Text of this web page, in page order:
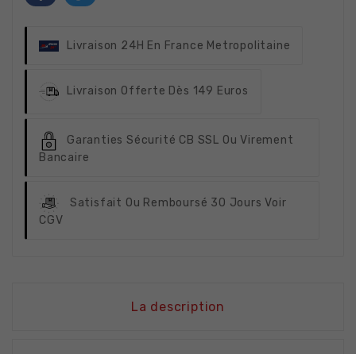
Livraison 24H En France Metropolitaine
Livraison Offerte Dès 149 Euros
Garanties Sécurité CB SSL Ou Virement
Bancaire
Satisfait Ou Remboursé 30 Jours Voir
CGV
La description